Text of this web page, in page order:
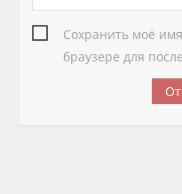
Сохранить моё
браузере для